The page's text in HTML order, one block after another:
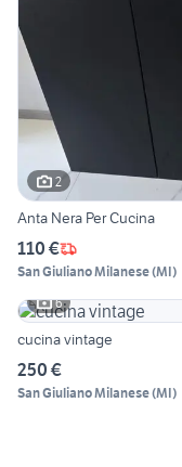
2
Anta Nera Per Cucina
110 €
San Giuliano Milanese(MI)
6
cucina vintage
250 €
San Giuliano Milanese(MI)